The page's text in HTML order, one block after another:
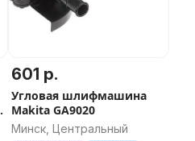
601 р.
Угловая шлифмашина
Makita GA9020
Минск, Центральный